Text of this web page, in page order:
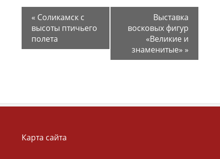
« Соликамск с
высоты птичьего
полета
Выставка
восковых фигур
«Великие и
знаменитые» »
Карта сайта